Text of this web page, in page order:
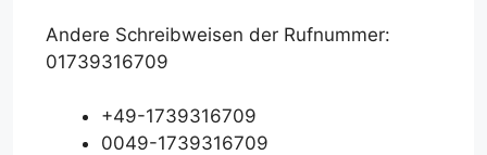
Andere Schreibweisen der Rufnummer:
01739316709
+49-1739316709
0049-1739316709